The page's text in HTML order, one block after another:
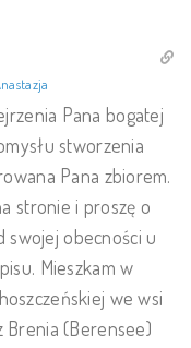
Pana bogatej
stworzenia
Pana zbiorem.
stronie i proszę o
swojej obecności u
Mieszkam w
we wsi
Brenia (Berensee)